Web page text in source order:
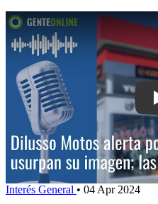
Interés General • 04 Apr 2024